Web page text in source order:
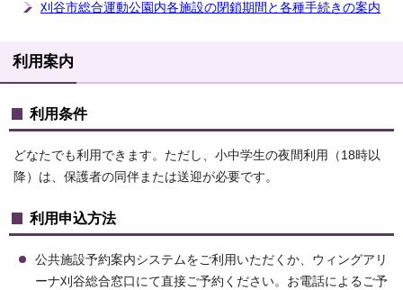
刈谷市総合運動公園内各施設の閉鎖期間と各種手続きの案内
利用案内
利用条件
どなたでも利用できます。ただし、小中学生の夜間利用（18時以
降）は、保護者の同伴または送迎が必要です。
利用申込方法
公共施設予約案内システムをご利用いただくか、ウィングアリ
ーナ刈谷総合窓口にて直接ご予約ください。お電話によるご予